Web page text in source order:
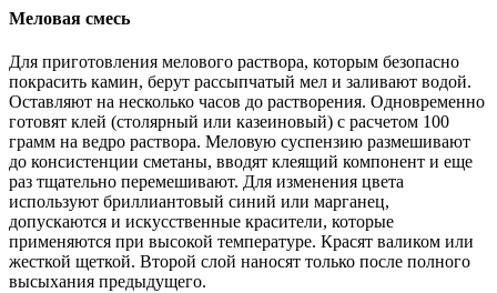
Меловая смесь
Для приготовления мелового раствора, которым безопасно
покрасить камин, берут рассыпчатый мел и заливают водой.
Оставляют на несколько часов до растворения. Одновременно
готовят клей (столярный или казеиновый) с расчетом 100
грамм на ведро раствора. Меловую суспензию размешивают
до консистенции сметаны, вводят клеящий компонент и еще
раз тщательно перемешивают. Для изменения цвета
используют бриллиантовый синий или марганец,
допускаются и искусственные красители, которые
применяются при высокой температуре. Красят валиком или
жесткой щеткой. Второй слой наносят только после полного
высыхания предыдущего.